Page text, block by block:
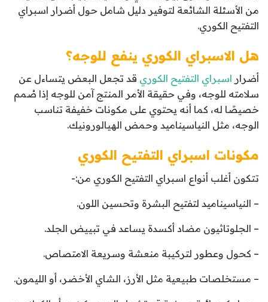
من الأسئلة الشائعة لتوفير دليل شامل حول أضرار اسبراي
التفتيح الكوري.
هل الاسبراي الكوري ينفع للوجه؟
أضرار اسبراي التفتيح الكوري قد تجعل البعض يتساءل عن
سلامته للوجه، وفي حقيقة الأمر المنتج آمن للوجه إذا صُمم
خصيصًا له، كما أنه يحتوي على مكونات خفيفة تناسب
الوجه، مثل النياسيناميد وحمض الهيالورونيك.
مكونات اسبراي التفتيح الكوري
تتكون أغلب أنواع اسبراي التفتيح الكوري من:-
– النياسيناميد لتفتيح البشرة وتحسين اللون.
– الجلوتاثيون مضاد أكسدة يساعد في تبييض الجلد.
– كحول وعطور لتركيبة منعشة وسريعة الامتصاص.
– مستخلصات طبيعية مثل الأرز، الشاي الأخضر، أو الليمون.